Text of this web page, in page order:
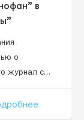
в
о
журнал с